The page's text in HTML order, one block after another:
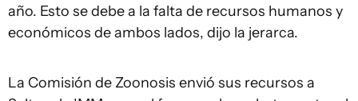
año. Esto se debe a la falta de recursos humanos y
económicos de ambos lados, dijo la jerarca.
La Comisión de Zoonosis envió sus recursos a